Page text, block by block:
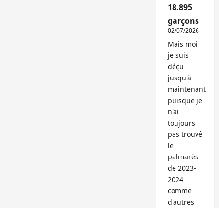
18.895
garçons
02/07/2026
Mais moi
je suis
déçu
jusqu'à
maintenant
puisque je
n'ai
toujours
pas trouvé
le
palmarès
de 2023-
2024
comme
d'autres